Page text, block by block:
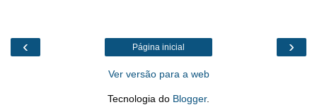
‹ ›
Página inicial
Ver versão para a web
Tecnologia do Blogger.